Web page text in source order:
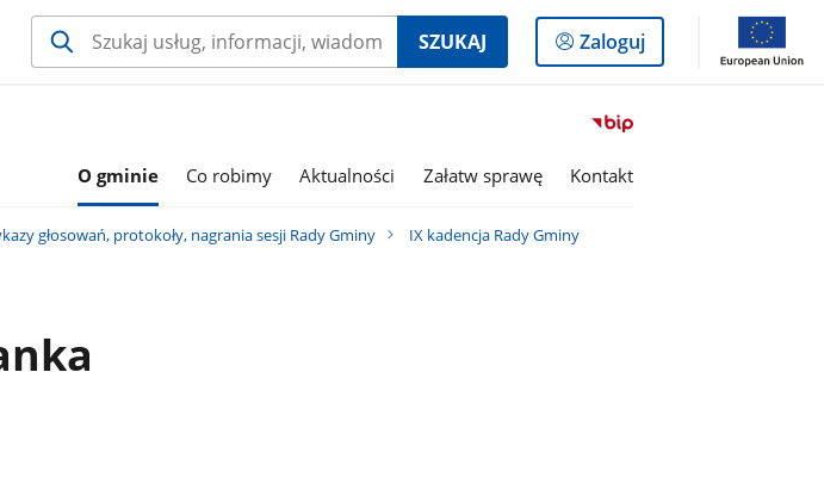
SZUKAJ
Logowanie
do
Zaloguj
Przejdź
serwisu
O gminie Co robimy Aktualności Załatw sprawę Kontakt
głosowań, protokoły, nagrania sesji Rady Gminy
IX kadencja Rady Gminy